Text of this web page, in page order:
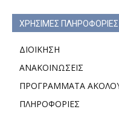
ΧΡΗΣΙΜΕΣ ΠΛΗΡΟΦΟΡΙΕΣ
ΔΙΟΙΚΗΣΗ
ΑΝΑΚΟΙΝΩΣΕΙΣ
ΠΡΟΓΡΑΜΜΑΤΑ
ΠΛΗΡΟΦΟΡΙΕΣ